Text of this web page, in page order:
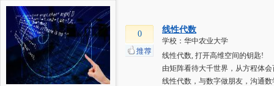
0 线性代数
学校：华中农业大学
线性代数, 打开高维空间的钥匙!
由矩阵看待大千世界，从方程体
线性代数，与数字做朋友，沟通